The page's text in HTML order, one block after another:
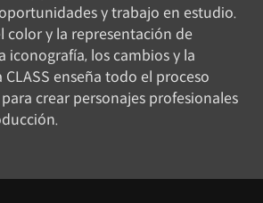
y trabajo en estudio.
color y la representación de
iconografía, los cambios y la
enseña todo el proceso
crear personajes profesionales